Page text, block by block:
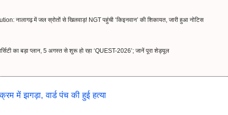
नालागढ़ में जल स्रोतों से खिलवाड़! NGT पहुंची ‘किइनवान’ की शिकायत, जारी हुआ नोटिस
का बड़ा प्लान, 5 अगस्त से शुरू हो रहा ‘QUEST-2026’; जानें पूरा शेड्यूल
में झगड़ा, वार्ड पंच की हुई हत्या